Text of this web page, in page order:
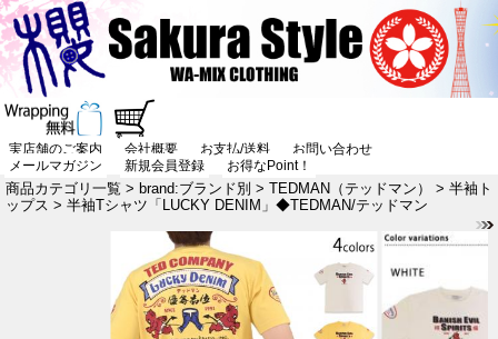
実店舗のご案内 会社概要 お支払/送料
お問い合わせ
メールマガジン
新規会員登録 お得なPoint！
商品カテゴリ一覧 > brand:ブランド別 > TEDMAN（テッドマン） > 半袖ト
ップス > 半袖Tシャツ「LUCKY DENIM」◆TEDMAN/テッドマン